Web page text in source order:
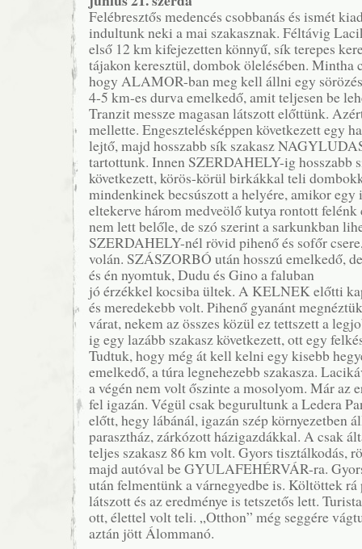
Felébresztős medencés csobbanás és ismét
indultunk neki a mai szakasznak. Féltávig
első 12 km kifejezetten könnyű, sík terepes
tájakon keresztül, dombok ölelésében. Mintha
hogy ALAMOR-ban meg kell állni egy
4-5 km-es durva emelkedő, amit teljesen be
Tranzit messze magasan látszott előttünk.
mellette. Engesztelésképpen következett egy
lejtő, majd hosszabb sík szakasz
tartottunk. Innen SZERDAHELY-ig hosszabb
következett, körös-körül birkákkal teli
mindenkinek becsúszott a helyére, amikor
eltekerve három medveölő kutya rontott
nem lett belőle, de szó szerint a sarkunkban
SZERDAHELY-nél rövid pihenő és sofőr
volán. SZÁSZORBÓ után hosszú emelkedő,
és én nyomtuk, Dudu és Gino a faluban
jó érzékkel kocsiba ültek. A KELNEK előtti
és meredekebb volt. Pihenő gyanánt
várat, nekem az összes közül ez tettszett a
ig egy lazább szakasz következett, ott egy
Tudtuk, hogy még át kell kelni egy kisebb
emelkedő, a túra legnehezebb szakasza.
a végén nem volt őszinte a mosolyom. Már az
fel igazán. Végül csak begurultunk a Ledera
előtt, hegy lábánál, igazán szép környezetben
parasztház, zárkózott házigazdákkal. A csak
teljes szakasz 86 km volt. Gyors tisztálkodás,
majd autóval be GYULAFEHÉRVÁR-ra.
után felmentünk a várnegyedbe is. Költöttek rá
látszott és az eredménye is tetszetős lett.
ott, élettel volt teli. „Otthon” még seggére
aztán jött Álommanó.